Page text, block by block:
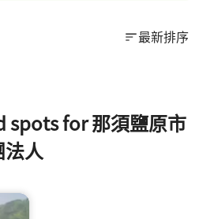
最新排序
spots for 那須鹽原市
人